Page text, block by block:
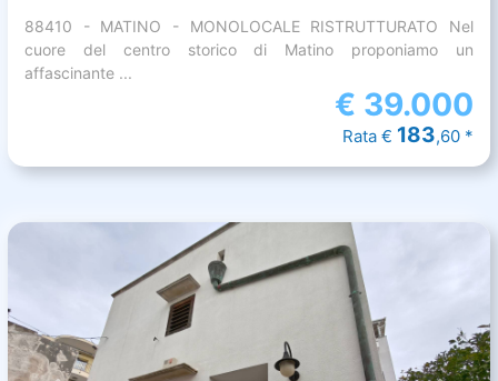
88410 - MATINO - MONOLOCALE RISTRUTTURATO Nel
cuore del centro storico di Matino proponiamo un
affascinante ...
€ 39.000
Rata € 183,60 *